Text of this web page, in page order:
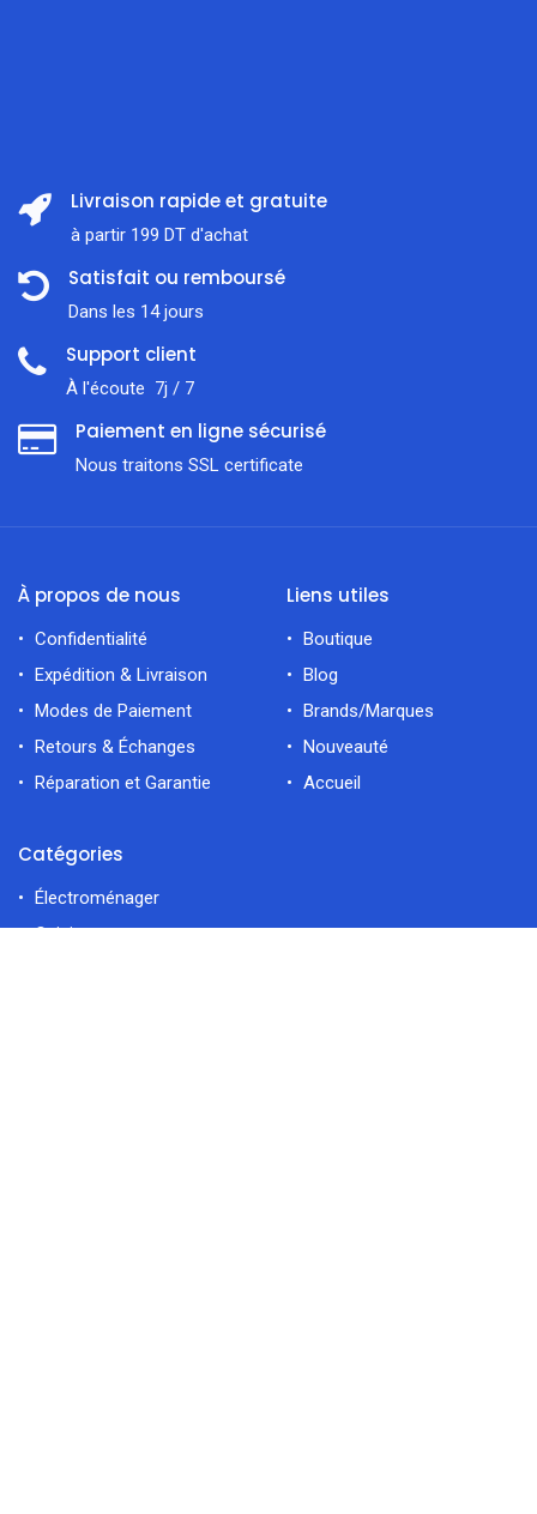
Livraison rapide et gratuite
à partir 199 DT d'achat
Satisfait ou remboursé
Dans les 14 jours
Support client
À l'écoute 7j / 7
Paiement en ligne sécurisé
Nous traitons SSL сertificate
À propos de nous
Confidentialité
Expédition & Livraison
Modes de Paiement
Retours & Échanges
Réparation et Garantie
Liens utiles
Boutique
Blog
Brands/Marques
Nouveauté
Accueil
Catégories
Électroménager
Cuisine